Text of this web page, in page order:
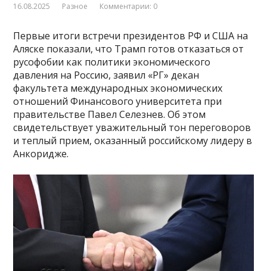
16.08.2025 Разное Комментарии: 0
Первые итоги встречи президентов РФ и США на
Аляске показали, что Трамп готов отказаться от
русофобии как политики экономического
давления на Россию, заявил «РГ» декан
факультета международных экономических
отношений Финансового университета при
правительстве Павел Селезнев. Об этом
свидетельствует уважительный тон переговоров
и теплый прием, оказанный российскому лидеру в
Анкоридже.